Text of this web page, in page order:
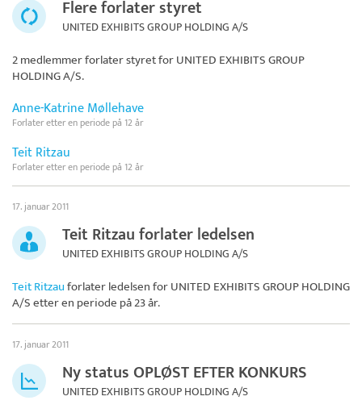
Flere forlater styret
UNITED EXHIBITS GROUP HOLDING A/S
2 medlemmer forlater styret forUNITED EXHIBITS GROUP
HOLDING A/S.
Anne-Katrine Møllehave
Forlater etter en periode på 12 år
Teit Ritzau
Forlater etter en periode på 12 år
17. januar 2011
Teit Ritzau forlater ledelsen
UNITED EXHIBITS GROUP HOLDING A/S
Teit Ritzauforlater ledelsen forUNITED EXHIBITS GROUP HOLDING
A/Setter en periode på 23 år.
17. januar 2011
Ny status OPLØST EFTER KONKURS
UNITED EXHIBITS GROUP HOLDING A/S